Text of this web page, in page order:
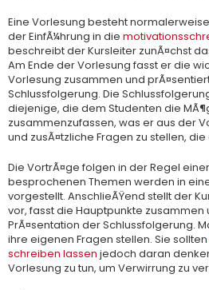
Eine Vorlesung besteht
der EinfÃ¼hrung in die
beschreibt der Kursleiter zunÃ¤chst
Am Ende der Vorlesung fasst er die
Vorlesung zusammen und
Schlussfolgerung. Die
diejenige, die dem Studenten die
zusammenzufassen, was er aus der
und zusÃ¤tzliche Fragen zu stellen,
Die VortrÃ¤ge folgen in der Regel
besprochenen Themen werden in
vorgestellt. AnschlieÃŸend stellt der
vor, fasst die Hauptpunkte zusammen
PrÃ¤sentation der Schlussfolgerung.
ihre eigenen Fragen stellen. Sie sollten
schreiben lassen jedoch daran
Vorlesung zu tun, um Verwirrung zu